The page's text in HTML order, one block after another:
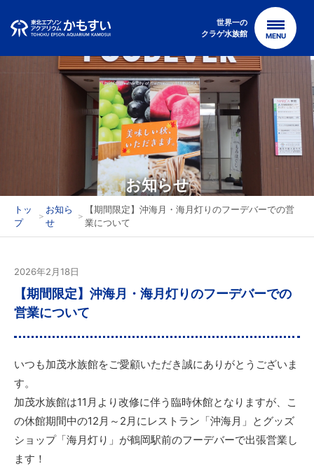
content
世界一の
クラゲ水族館
MENU
お知らせ
トッ
プ
＞
お知ら
せ
＞
【期間限定】沖海月・海月灯りのフーデバーでの営
業について
2026年2月18日
【期間限定】沖海月・海月灯りのフーデバーでの
営業について
いつも加茂水族館をご愛顧いただき誠にありがとうございま
す。
加茂水族館は11月より改修に伴う臨時休館となりますが、こ
の休館期間中の12月～2月にレストラン「沖海月」とグッズ
ショップ「海月灯り」が鶴岡駅前のフーデバーで出張営業し
ます！